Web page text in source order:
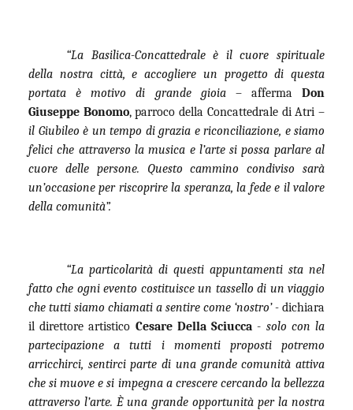
“La Basilica-Concattedrale è il cuore spirituale
della nostra città, e accogliere un progetto di questa
portata è motivo di grande gioia – afferma Don
Giuseppe Bonomo, parroco della Concattedrale di Atri –
il Giubileo è un tempo di grazia e riconciliazione, e siamo
felici che attraverso la musica e l’arte si possa parlare al
cuore delle persone. Questo cammino condiviso sarà
un’occasione per riscoprire la speranza, la fede e il valore
della comunità”.
“La particolarità di questi appuntamenti sta nel
fatto che ogni evento costituisce un tassello di un viaggio
che tutti siamo chiamati a sentire come ‘nostro’ - dichiara
il direttore artistico Cesare Della Sciucca - solo con la
partecipazione a tutti i momenti proposti potremo
arricchirci, sentirci parte di una grande comunità attiva
che si muove e si impegna a crescere cercando la bellezza
attraverso l’arte. È una grande opportunità per la nostra